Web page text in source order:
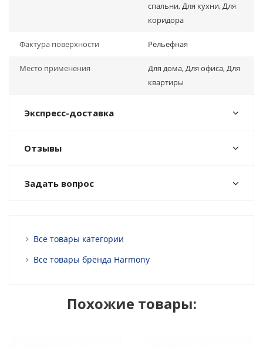
спальни, Для кухни, Для
коридора
Фактура поверхности Рельефная
Место применения
Для дома, Для офиса, Для
квартиры
Экспресс-доставка
Отзывы
Задать вопрос
Все товары категории
Все товары бренда Harmony
Похожие товары: